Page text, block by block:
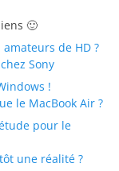
🙂
de HD ?
Sony
!
le MacBook Air ?
pour le
une réalité ?